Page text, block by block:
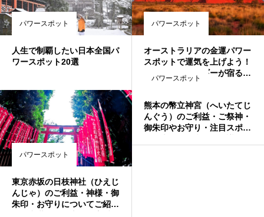
パワースポット
人生で制覇したい日本全国パ
ワースポット20選
パワースポット
オーストラリアの金運パワー
スポットで運気を上げよう！
大自然のエネルギーが宿る神
秘的な場所
パワースポット
東京赤坂の日枝神社（ひえじ
んじゃ）のご利益・神様・御
朱印・お守りについてご紹
パワースポット
熊本の幣立神宮（へいたてじ
んぐう）のご利益・ご祭神・
御朱印やお守り・注目スポッ